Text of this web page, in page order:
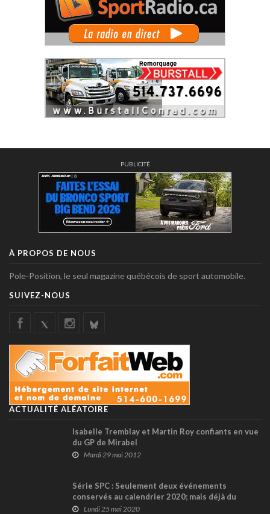
PUBLICITÉ
À PROPOS DE NOUS
Pole-Position, le seul magazine québécois de sport automobile.
SUIVEZ-NOUS
ACTUALITÉ ALÉATOIRE
Isabelle Tremblay et Martin Roy confiants en vue
du GP de Mirabel
Mardi 29 mai 2012
Série SPC : Seulement deux événements
conservés au calendrier 2020; mais déjà du
travail entrepris en vue de 2021 !
Lundi 25 mai 2020